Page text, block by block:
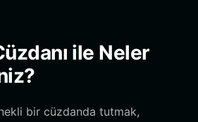
ile Neler
bir cüzdanda tutmak,